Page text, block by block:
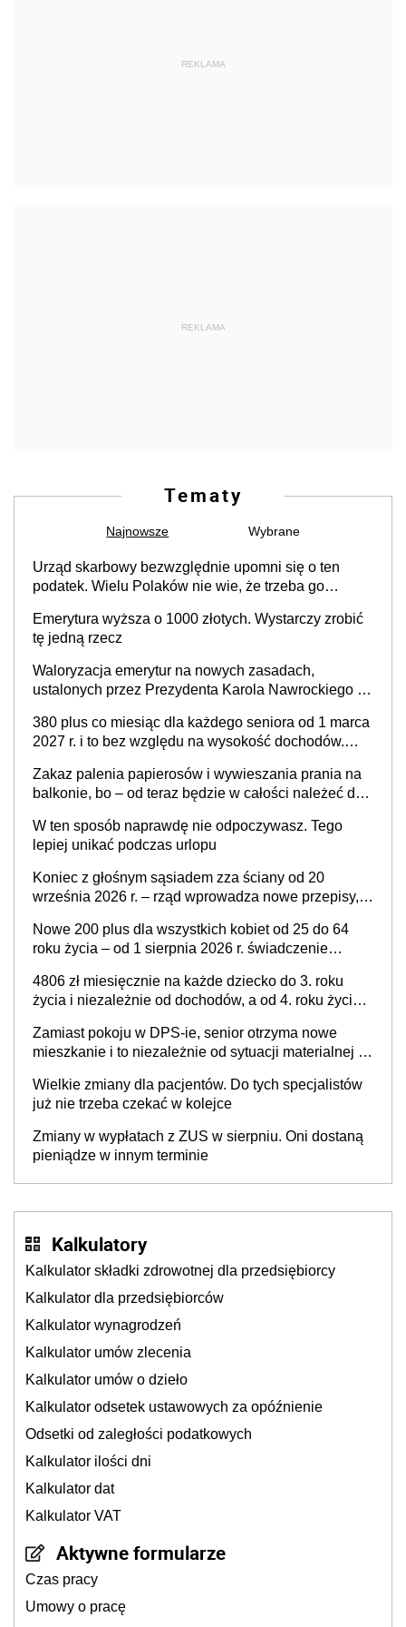
REKLAMA
REKLAMA
Tematy
Najnowsze Wybrane
Urząd skarbowy bezwzględnie upomni się o ten
podatek. Wielu Polaków nie wie, że trzeba go
Emerytura wyższa o 1000 złotych. Wystarczy zrobić
tę jedną rzecz
Waloryzacja emerytur na nowych zasadach,
ustalonych przez Prezydenta Karola Nawrockiego –
podwyżka świadczeń?
380 plus co miesiąc dla każdego seniora od 1 marca
2027 r. i to bez względu na wysokość dochodów.
otrzymać świadczenie
Zakaz palenia papierosów i wywieszania prania na
balkonie, bo – od teraz będzie w całości należeć do
przysługiwać będzie wyłącznie służebność? Nowy
projekt rządowy
W ten sposób naprawdę nie odpoczywasz. Tego
lepiej unikać podczas urlopu
Koniec z głośnym sąsiadem zza ściany od 20
września 2026 r. – rząd wprowadza nowe przepisy,
Nowe 200 plus dla wszystkich kobiet od 25 do 64
roku życia – od 1 sierpnia 2026 r. świadczenie
4806 zł miesięcznie na każde dziecko do 3. roku
życia i niezależnie od dochodów, a od 4. roku życia
spadku liczby urodzeń w Polsce
Zamiast pokoju w DPS-ie, senior otrzyma nowe
mieszkanie i to niezależnie od sytuacji materialnej –
roku życia
Wielkie zmiany dla pacjentów. Do tych specjalistów
już nie trzeba czekać w kolejce
Zmiany w wypłatach z ZUS w sierpniu. Oni dostaną
pieniądze w innym terminie
Kalkulatory
Kalkulator składki zdrowotnej dla przedsiębiorcy
Kalkulator dla przedsiębiorców
Kalkulator wynagrodzeń
Kalkulator umów zlecenia
Kalkulator umów o dzieło
Kalkulator odsetek ustawowych za opóźnienie
Odsetki od zaległości podatkowych
Kalkulator ilości dni
Kalkulator dat
Kalkulator VAT
Aktywne formularze
Czas pracy
Umowy o pracę